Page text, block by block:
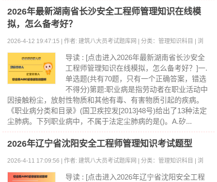
2026年最新湖南省长沙安全工程师管理知识在线模
拟，怎么备考好？
2026-4-12 19:47:15 | 作者: 建筑八大员考试题库网 | 分类：管理知识科目 | 浏
导读 : [点击进入2026年最新湖南省长沙安全
工程师管理知识在线模拟，怎么备考好？]一.
单选题(共有70题，只有一个正确答案，错选
不得分)第题:职业病是指劳动者在职业活动中
因接触粉尘，放射性物质和其他有毒、有害物质引起的疾病。
《职业病分类和目录》(国卫疾控发[2013]48号)给出了13种法定
尘肺病。下列职业病中，不属于法定尘肺病的是()。A.矽...
2026年辽宁省沈阳安全工程师管理知识考试题型
2026-4-11 17:09:56 | 作者: 建筑八大员考试题库网 | 分类：管理知识科目 | 浏
览:0
导读 : [点击进入2026年辽宁省沈阳安全工程